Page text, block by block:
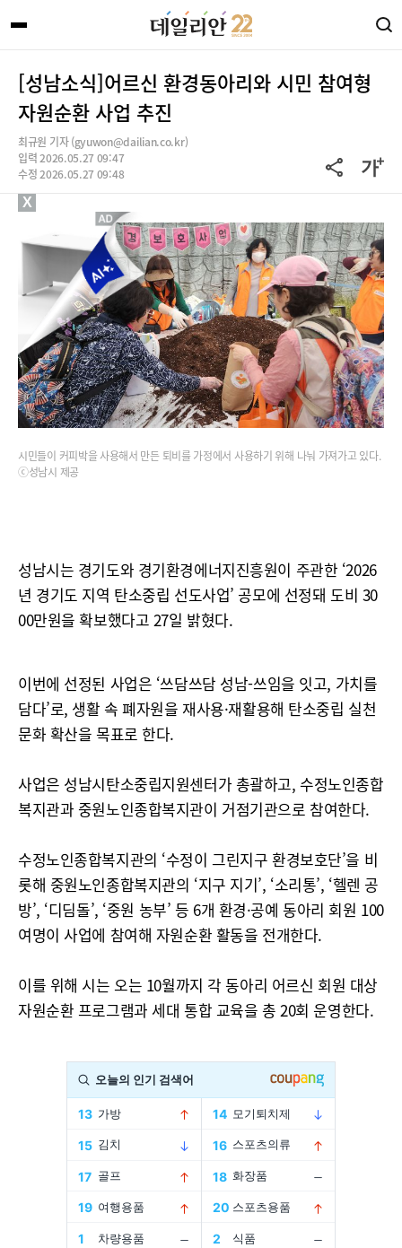
[성남소식]어르신 환경동아리와 시민 참여형
자원순환 사업 추진
최규원 기자 (gyuwon@dailian.co.kr)
입력 2026.05.27 09:47
수정 2026.05.27 09:48
시민들이 커피박을 사용해서 만든 퇴비를 가정에서 사용하기 위해 나눠 가져가고 있다.
ⓒ성남시 제공
성남시는 경기도와 경기환경에너지진흥원이 주관한 ‘2026
년 경기도 지역 탄소중립 선도사업’ 공모에 선정돼 도비 30
00만원을 확보했다고 27일 밝혔다.
이번에 선정된 사업은 ‘쓰담쓰담 성남-쓰임을 잇고, 가치를
담다’로, 생활 속 폐자원을 재사용·재활용해 탄소중립 실천
문화 확산을 목표로 한다.
사업은 성남시탄소중립지원센터가 총괄하고, 수정노인종합
복지관과 중원노인종합복지관이 거점기관으로 참여한다.
수정노인종합복지관의 ‘수정이 그린지구 환경보호단’을 비
롯해 중원노인종합복지관의 ‘지구 지기’, ‘소리통’, ‘헬렌 공
방’, ‘디딤돌’, ‘중원 농부’ 등 6개 환경·공예 동아리 회원 100
여명이 사업에 참여해 자원순환 활동을 전개한다.
이를 위해 시는 오는 10월까지 각 동아리 어르신 회원 대상
자원순환 프로그램과 세대 통합 교육을 총 20회 운영한다.
X